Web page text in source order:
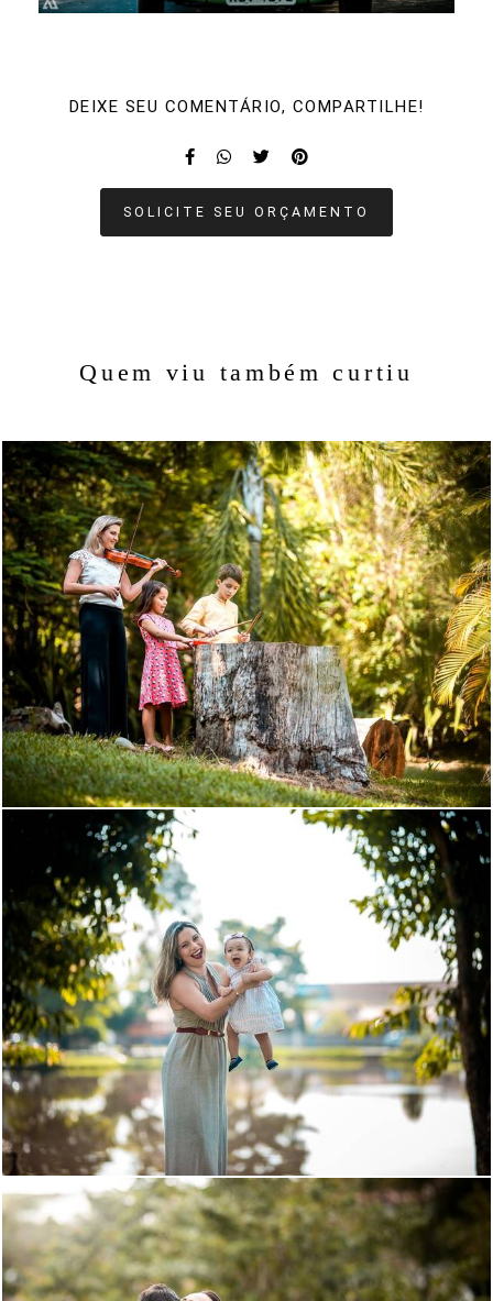
DEIXE SEU COMENTÁRIO, COMPARTILHE!
SOLICITE SEU ORÇAMENTO
Quem viu também curtiu
1212 70
1173 22